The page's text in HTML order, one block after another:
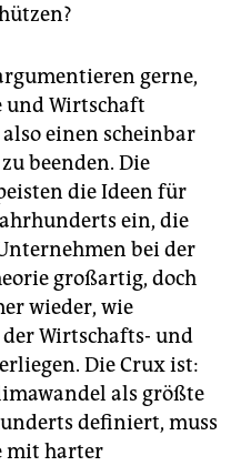
gerne,
und Wirtschaft
einen scheinbar
beenden. Die
die Ideen für
ein, die
bei der
großartig, doch
wieder, wie
Wirtschafts- und
Die Crux ist:
als größte
definiert, muss
mit harter